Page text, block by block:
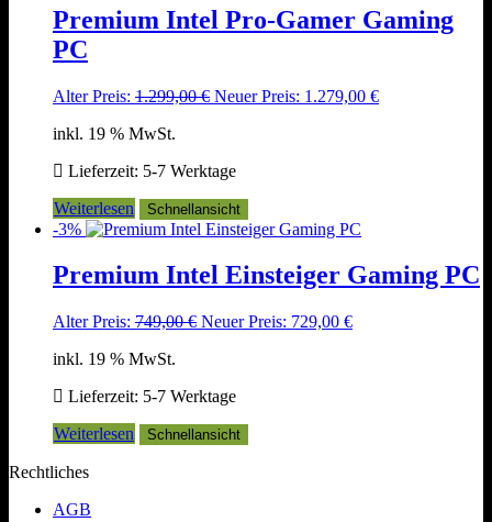
Premium Intel Pro-Gamer Gaming
PC
Alter Preis: 1.299,00€ Ursprünglicher
Neuer Preis: 1.279,00 €Aktueller
inkl. 19 % MwSt.
Lieferzeit: 5-7 Werktage
Weiterlesen
Schnellansicht
-3%
Premium Intel Einsteiger Gaming PC
Alter Preis: 749,00€ Ursprünglicher
Neuer Preis: 729,00 €Aktueller
inkl. 19 % MwSt.
Lieferzeit: 5-7 Werktage
Weiterlesen
Schnellansicht
Rechtliches
AGB